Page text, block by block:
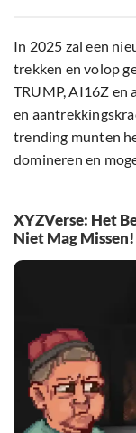
In 2025 zal een
trekken en volop
TRUMP, AI16Z en
en
trending munten
domineren en
XYZVerse: Het
Niet Mag Missen!